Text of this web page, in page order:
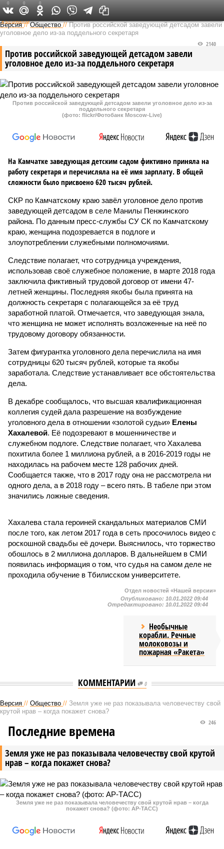
Федеральный выпуск
Версия //Общество //Против российской заведующей детсадом завели
уголовное дело из-за поддельного секретаря
Против российской заведующей детсадом завели
уголовное дело из-за поддельного секретаря
2140
Против российской заведующей детсадом завели уголовное дело из-за
поддельного секретаря
(фото: flickr/Фотобанк Moscow-Live)
На Камчатке заведующая детским садом фиктивно приняла на
работу секретаря и перечисляла на её имя зарплату. В общей
сложности было присвоено 620 тысяч рублей.
СКР по Камчатскому краю завёл уголовное дело против
заведующей детсадом в селе Манилы Пенжинского
района. По данным пресс-службы СУ СК по Камчатскому
краю, женщина подозревается в подлоге и
злоупотреблении служебными полномочиями.
Следствие полагает, что сотрудница учреждения,
использовав своё служебное положение, в марте 2018 года
заключила фиктивный трудовой договор от имени 47-
летней женщины. Последняя якобы была принята на
должность секретаря с полагающейся за её труд
заработной платой. Отмечается, что заведующая знала,
что женщина не может исполнять возложенные на неё по
трудовому договору обязанности.
Затем фигурантка уголовного дела перечислила на имя
сотрудницы 620 тысяч рублей, которые та якобы
заработала. Следствие устанавливает все обстоятельства
дела.
В декабре сообщалось, что высшая квалификационная
коллегия судей дала разрешение на возбуждение
уголовного дела в отношении «золотой судьи» Елены
Хахалевой. Её подозревают в мошенничестве и
служебном подлоге. Следствие полагает, что Хахалева
похитила более 1 миллиона рублей, а в 2016-2019 годы не
находилась на рабочем месте 128 рабочих дней.
Сообщается также, что в 2017 году она не рассмотрела ни
одного дела, а в 2018 году – всего пять. В табеле при этом
значились ложные сведения.
Хахалева стала героиней скандальных материалов СМИ
после того, как летом 2017 года в сеть просочилось видео с
роскошной свадьбы её дочери. Выяснилось, что торжество
обошлось в 2 миллиона долларов. В дальнейшем в СМИ
появилась информация о том, что судья на самом деле не
проходила обучение в Тбилисском университете.
0 0 0
Отдел новостей «Нашей версии»
Опубликовано: 10.01.2022 09:44
Отредактировано: 10.01.2022 09:44
Необычные
корабли. Речные
молоковозы и
пожарная «Ракета»
КОММЕНТАРИИ 0
Версия // Общество // Земля уже не раз показывала человечеству свой
крутой нрав – когда покажет снова?
Земля уже не раз показывала человечеству свой крутой
нрав – когда покажет снова?
246
Последние времена
Земля уже не раз показывала человечеству свой крутой нрав – когда
покажет снова? (фото: АР-ТАСС)